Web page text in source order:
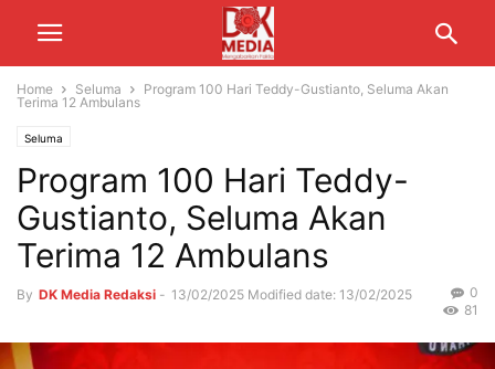
Home Seluma
Program 100 Hari Teddy-Gustianto, Seluma Akan
Terima 12 Ambulans
Seluma
Program 100 Hari Teddy-
Gustianto, Seluma Akan
Terima 12 Ambulans
By DK Media Redaksi - 13/02/2025 Modified date: 13/02/2025
0
81